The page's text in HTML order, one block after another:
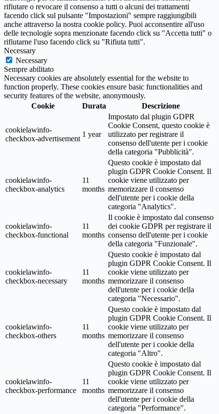
rifiutare o revocare il consenso a tutti o alcuni dei trattamenti
facendo click sul pulsante "Impostazioni" sempre raggiungibili
anche attraverso la nostra cookie policy. Puoi acconsentire all'uso
delle tecnologie sopra menzionate facendo click su "Accetta tutti" o
rifiutarne l'uso facendo click su "Rifiuta tutti".
Necessary
Necessary
Sempre abilitato
Necessary cookies are absolutely essential for the website to
function properly. These cookies ensure basic functionalities and
security features of the website, anonymously.
Cookie
Durata Descrizione
cookielawinfo-
checkbox-advertisement
1 year
Impostato dal plugin GDPR
Cookie Consent, questo cookie è
utilizzato per registrare il
consenso dell'utente per i cookie
della categoria "Pubblicità".
cookielawinfo-
checkbox-analytics
11
months
Questo cookie è impostato dal
plugin GDPR Cookie Consent. Il
cookie viene utilizzato per
memorizzare il consenso
dell'utente per i cookie della
categoria "Analytics".
cookielawinfo-
checkbox-functional
11
months
Il cookie è impostato dal consenso
dei cookie GDPR per registrare il
consenso dell'utente per i cookie
della categoria "Funzionale".
cookielawinfo-
checkbox-necessary
11
months
Questo cookie è impostato dal
plugin GDPR Cookie Consent. Il
cookie viene utilizzato per
memorizzare il consenso
dell'utente per i cookie della
categoria "Necessario".
cookielawinfo-
checkbox-others
11
months
Questo cookie è impostato dal
plugin GDPR Cookie Consent. Il
cookie viene utilizzato per
memorizzare il consenso
dell'utente per i cookie della
categoria "Altro".
cookielawinfo-
checkbox-performance
11
months
Questo cookie è impostato dal
plugin GDPR Cookie Consent. Il
cookie viene utilizzato per
memorizzare il consenso
dell'utente per i cookie della
categoria "Performance".